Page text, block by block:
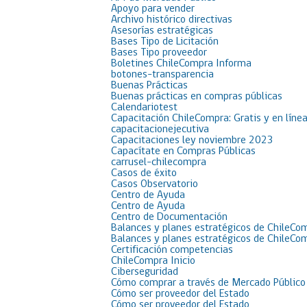
Apoyo para vender
Archivo histórico directivas
Asesorías estratégicas
Bases Tipo de Licitación
Bases Tipo proveedor
Boletines ChileCompra Informa
botones-transparencia
Buenas Prácticas
Buenas prácticas en compras públicas
Calendariotest
Capacitación ChileCompra: Gratis y en línea
capacitacionejecutiva
Capacitaciones ley noviembre 2023
Capacítate en Compras Públicas
carrusel-chilecompra
Casos de éxito
Casos Observatorio
Centro de Ayuda
Centro de Ayuda
Centro de Documentación
Balances y planes estratégicos de
Balances y planes estratégicos de
Certificación competencias
ChileCompra Inicio
Ciberseguridad
Cómo comprar a través de Mercado Público
Cómo ser proveedor del Estado